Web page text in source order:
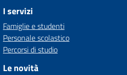
I servizi
Famiglie e studenti
Personale scolastico
Percorsi di studio
Le novità